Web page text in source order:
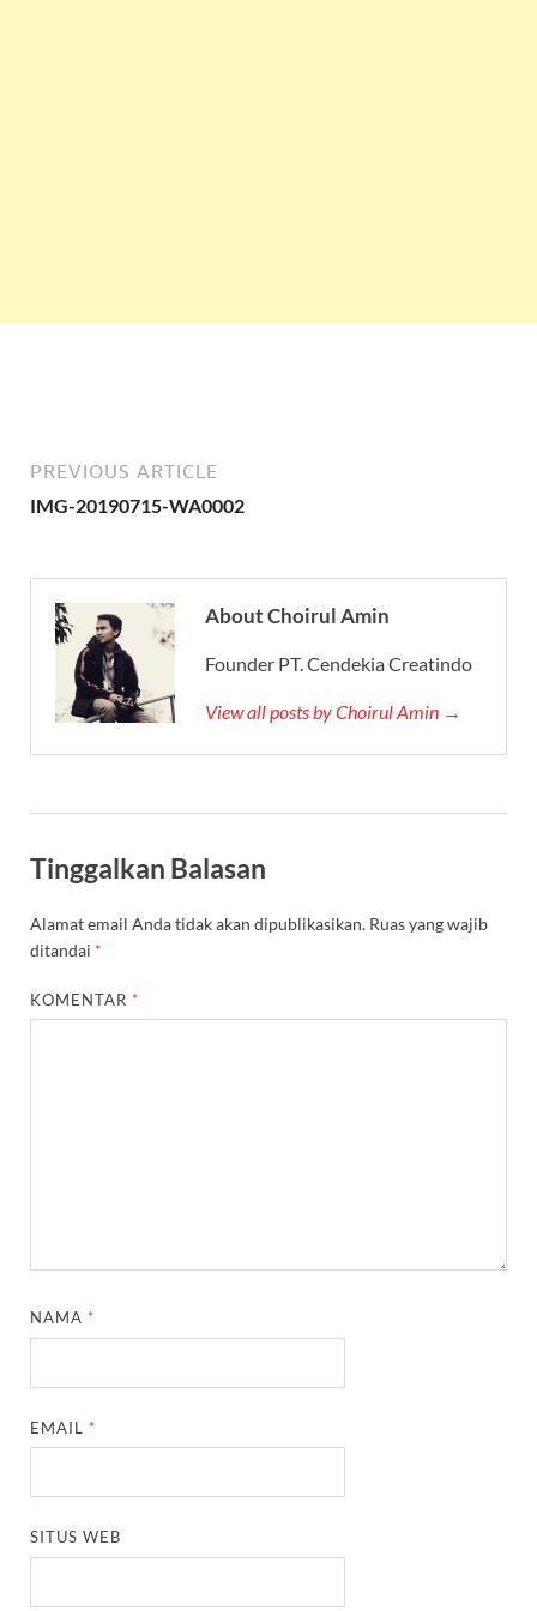
PREVIOUS ARTICLE
IMG-20190715-WA0002
About Choirul Amin
Founder PT. Cendekia Creatindo
View all posts by Choirul Amin →
Tinggalkan Balasan
Alamat email Anda tidak akan dipublikasikan. Ruas yang wajib
ditandai *
KOMENTAR *
NAMA *
EMAIL *
SITUS WEB